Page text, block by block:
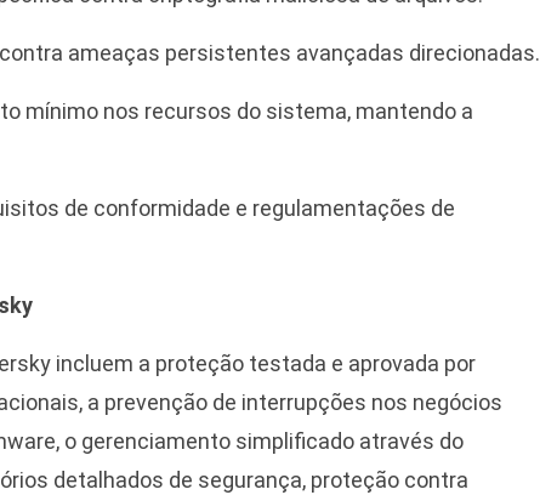
ameaças persistentes avançadas direcionadas.
mínimo nos recursos do sistema, mantendo a
de conformidade e regulamentações de
incluem a proteção testada e aprovada por
a prevenção de interrupções nos negócios
o gerenciamento simplificado através do
detalhados de segurança, proteção contra